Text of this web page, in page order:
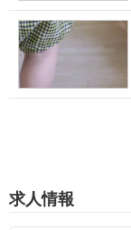
求人情報